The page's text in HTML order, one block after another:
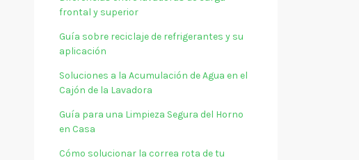
frontal y superior
Guía sobre reciclaje de refrigerantes y su
aplicación
Soluciones a la Acumulación de Agua en el
Cajón de la Lavadora
Guía para una Limpieza Segura del Horno
en Casa
Cómo solucionar la correa rota de tu